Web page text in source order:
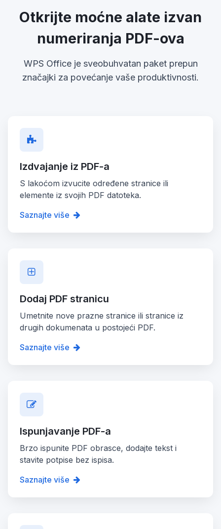
Otkrijte moćne alate izvan
numeriranja PDF-ova
WPS Office je sveobuhvatan paket prepun
značajki za povećanje vaše produktivnosti.
Izdvajanje iz PDF-a
S lakoćom izvucite određene stranice ili
elemente iz svojih PDF datoteka.
Saznajte više
Dodaj PDF stranicu
Umetnite nove prazne stranice ili stranice iz
drugih dokumenata u postojeći PDF.
Saznajte više
Ispunjavanje PDF-a
Brzo ispunite PDF obrasce, dodajte tekst i
stavite potpise bez ispisa.
Saznajte više